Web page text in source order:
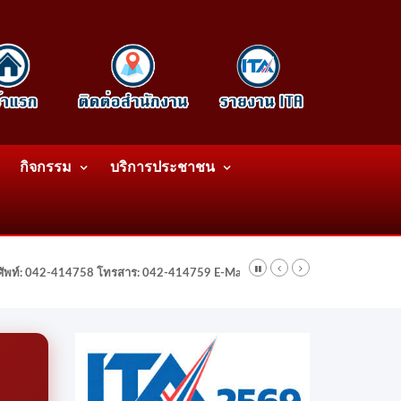
กิจกรรม บริการประชาชน
: 042-414758 โทรสาร: 042-414759 E-Mail: wattatnk@gmail.com